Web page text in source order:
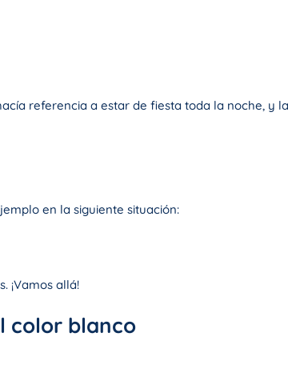
referencia a estar de fiesta toda la noche, y la
en la siguiente situación:
¡Vamos allá!
color blanco